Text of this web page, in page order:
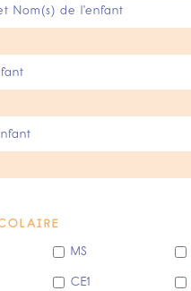
Nom(s) de l'enfant
MS
CE1